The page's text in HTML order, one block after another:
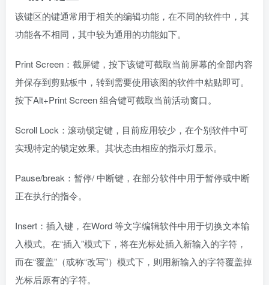
Pause/break：暂停/ 中断键，在部分软件中用于暂停或中断
正在执行的指令。
Insert：插入键，在Word 等文字编辑软件中用于切换文本输
入模式。在“插入”模式下，将在光标处插入新输入的字符，
而在“覆盖”（或称“改写”）模式下，则用新输入的字符覆盖掉
光标后原有的字符。
Delete：删除键，用于与删除相关的操作，如在Windows 资
源管理器中删除文件、在Word 中删除字符等。
Home 和End：光标定位键，在Word 等文字编辑软件中用于
定位光标，如定位到行、段落或文章的开头或结尾。
PageUp 和PageDown：翻页键，在阅读文档或浏览网页时
用于向上（前）或向下（后）翻页。